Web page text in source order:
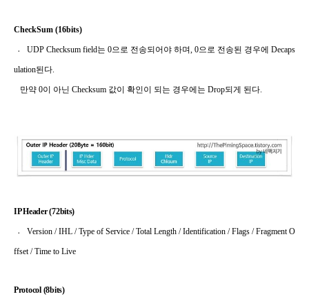
CheckSum (16bits)
UDP Checksum field는 0으로 전송되어야 하며, 0으로 전송된 경우에 Decaps
ulation된다.
만약 0이 아닌 Checksum 값이 확인이 되는 경우에는 Drop되게 된다.
IP Header (72bits)
Version / IHL / Type of Service / Total Length / Identification / Flags / Fragment O
ffset / Time to Live
Protocol (8bits)